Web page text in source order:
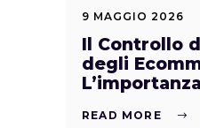
9 MAGGIO 2026
Il Controllo
degli
READ MORE